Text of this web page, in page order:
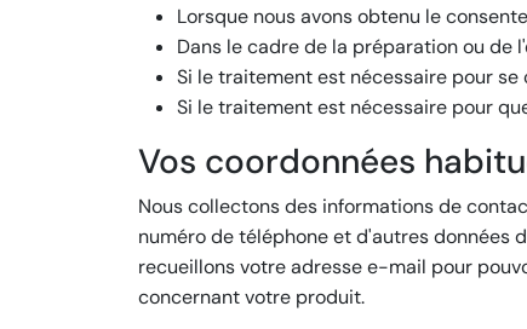
Lorsque nous avons obtenu le
Dans le cadre de la préparation ou de
Si le traitement est nécessaire pour
Si le traitement est nécessaire pour
Vos coordonnées
Nous collectons des informations de
numéro de téléphone et d'autres données
recueillons votre adresse e-mail pour
concernant votre produit.